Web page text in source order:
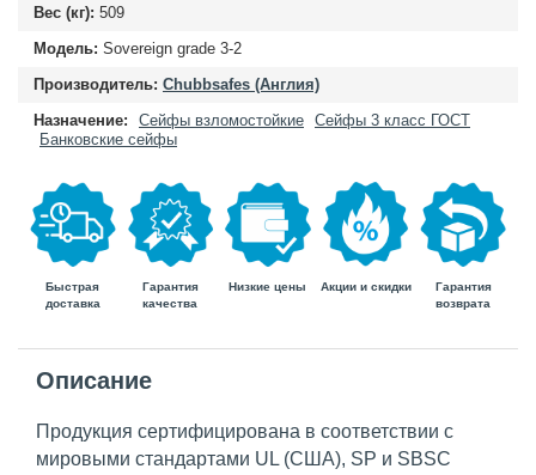
Вес (кг): 509
Модель: Sovereign grade 3-2
Производитель: Chubbsafes (Англия)
Назначение:
Сейфы взломостойкие Сейфы 3 класс ГОСТ
Банковские сейфы
Быстрая
доставка
Гарантия
качества
Низкие цены Акции и скидки
Гарантия
возврата
Описание
Продукция сертифицирована в соответствии с
мировыми стандартами UL (США), SP и SBSC